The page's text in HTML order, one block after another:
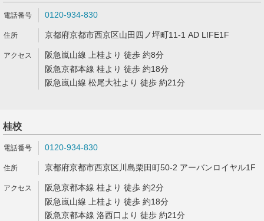
0120-934-830
京都府京都市西京区山田四ノ坪町11-1 AD LIFE1F
阪急嵐山線 上桂より 徒歩 約8分
阪急京都本線 桂より 徒歩 約18分
阪急嵐山線 松尾大社より 徒歩 約21分
桂校
0120-934-830
京都府京都市西京区川島栗田町50-2 アーバンロイヤル1F
阪急京都本線 桂より 徒歩 約2分
阪急嵐山線 上桂より 徒歩 約18分
阪急京都本線 洛西口より 徒歩 約21分